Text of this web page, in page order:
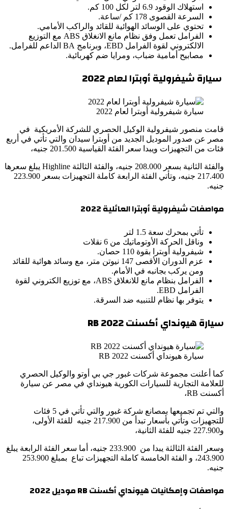
استهلاك الوقود 6.9 لتر لكل 100 كم.
السرعة القصوى 178 كم /ساعة.
تحتوي على الوسائد الهوائية للقائد والراكب الأمامي.
الفرامل تعمل وفق نظام مانع الانغلاق ABS مع التوزيع
الالكتروني لقوة الفرامل EBD، وبرنامج BA الداعم للفرامل.
مصابيح أمامية ضباب، ومرايا ضم كهربائية.
سيارة شيفرولية أوبترا لعام 2022
سيارة شيفرولية أوبترا لعام 2022
قامت منصور شيفرولية الوكيل الحصري للشركة الأمريكية في
مصر عن صدور الموديل الجديد من أوبترا سيدان والتي تأتي في أربع
فئات من التجهيزات ويبدا سعر الفئة القياسية 201.500 جنيه،
والفئة الثانية بسعر 208.000 جنيه، والفئة الثالثة Highline يبلغ سعرها
217.400 جنيه، وتأتي الفئة الرابعة كاملة التجهيزات بسعر 223.900
جنيه.
مواصفات شيفرولية أوبترا العائلية 2022
تأتي بمحرك سعة 1.5 لتر
وناقل الحركة الأوتوماتيك من 6 نقلات
شيفرولية أوبترا بقوة 110 حصان.
عزم الدوران الأقصى 147 نيوتن متر، مع وسائد هوائية للقائد
ومن يركب بجانبه في الأمام.
الفرامل بنظام مانع للانغلاق ABS، مع توزيع الكتروني لقوة
الفرامل EBD.
يتوفر بها نظام للتنبيه ضد السرقة.
سيارة هيونداي أكسنت RB2022
سيارة هيونداي أكسنت RB 2022
كما أعلنت مجموعة شركات غبور جي بي أوتو والوكيل الحصري
للعلامة التجارية للسيارات الكورية هيونداي في مصر عن سيارة
أكسنت RB،
والتي تم تجميعها بمصانع شركة غبور والتي تأتي في 5 فئات
للتجهيزات وتأتي بأسعار تبدأ من 217.900 جنيه للفئة الأولى،
و227.900 جنيه للفئة الثانية،
وسعر الفئة الثالثة يبدا من 233.900 جنيه، أما سعر الفئة الرابعة يبلغ
243.900، و الفئة الخامسة كاملة التجهيزات تباع بمبلغ 253.900
جنيه.
مواصفات وإمكانيات هيونداي أكسنت RB موديل 2022